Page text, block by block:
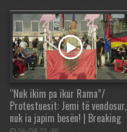
“Nuk ikim pa ikur Rama”/
Protestuesit: Jemi të vendosur,
nuk ia japim besën! | Breaking